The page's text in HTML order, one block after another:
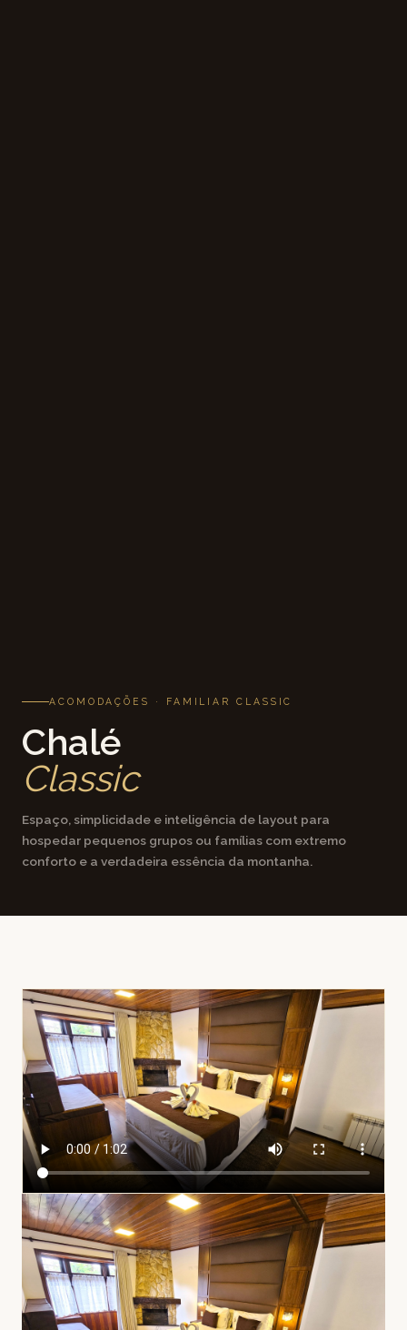
ACOMODAÇÕES · FAMILIAR CLASSIC
Chalé
Classic
Espaço, simplicidade e inteligência de layout para
hospedar pequenos grupos ou famílias com extremo
conforto e a verdadeira essência da montanha.